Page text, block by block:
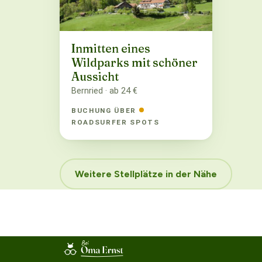
Inmitten eines
Wildparks mit schöner
Aussicht
Bernried · ab 24 €
BUCHUNG ÜBER
ROADSURFER SPOTS
Weitere Stellplätze in der Nähe